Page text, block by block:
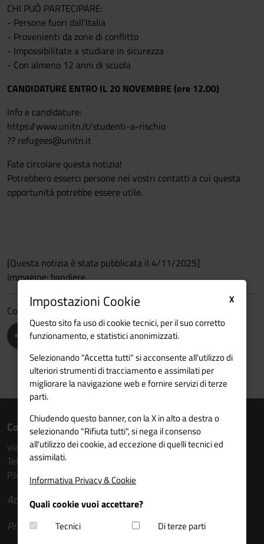
CHI PUÒ PARTECIPARE:
- Persone fuori dall'Italia
- Provenienti da zone di conflitto
- Impossibilitate a studiare in sicurezza
- Con almeno 12 anni di scuola
CANDIDATURE ENTRO IL 20 NOVEMBRE (ore 12.00)
Info e candidature:
https://www.unitn.it/studenti-a-rischio
?? refugees@unitn.it
Fate circolare questa notizia!
Potrebbero esserci persone nei vostri contatti a cui questa
opportunità potrebbe essere utile.
[Questa notizia è stata pubblicata il 4/11/2025]
Immagine: bandiere.
Condividi
Contatti
via Torre Verde n. 14 - 5° piano - 38122 Trento
Tel. 0461 213176
P.Iva: 80009910227
Accessibilità
Privacy e social
X
Impostazioni Cookie
Questo sito fa uso di cookie tecnici, per il suo corretto
funzionamento, e statistici anonimizzati.
Selezionando "Accetta tutti" si acconsente all'utilizzo di
ulteriori strumenti di tracciamento e assimilati per
migliorare la navigazione web e fornire servizi di terze
parti.
Chiudendo questo banner, con la X in alto a destra o
selezionando "Rifiuta tutti", si nega il consenso
all'utilizzo dei cookie, ad eccezione di quelli tecnici ed
assimilati.
Informativa Privacy & Cookie
Quali cookie vuoi accettare?
Tecnici
Di terze parti